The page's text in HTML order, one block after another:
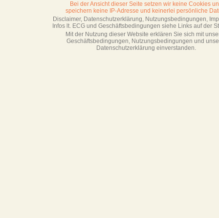
Bei der Ansicht dieser Seite setzen wir keine Cookies
speichern keine IP-Adresse und keinerlei persönliche
Disclaimer, Datenschutzerklärung, Nutzungsbedingungen,
Infos lt. ECG und Geschäftsbedingungen siehe Links auf der
Mit der Nutzung dieser Website erklären Sie sich mit
Geschäftsbedin­gungen, Nutzungsbedingungen und
Datenschutzerklärung einverstanden.